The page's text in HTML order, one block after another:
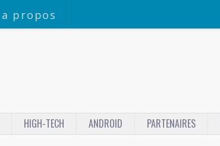
a propos
HIGH-TECH ANDROID PARTENAIRES